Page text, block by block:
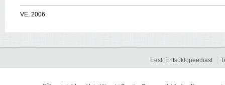
VE, 2006
Eesti Entsüklopeediast